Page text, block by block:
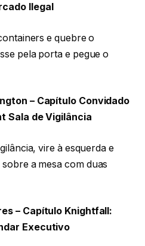
Ilegal
e quebre o
pela porta e pegue o
– Capítulo Convidado
Sala de Vigilância
vire à esquerda e
a mesa com duas
– Capítulo Knightfall:
Executivo